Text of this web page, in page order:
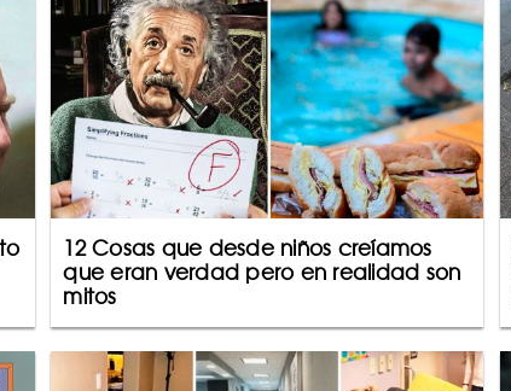
12 Cosas que desde niños creíamos
que eran verdad pero en realidad son
mitos